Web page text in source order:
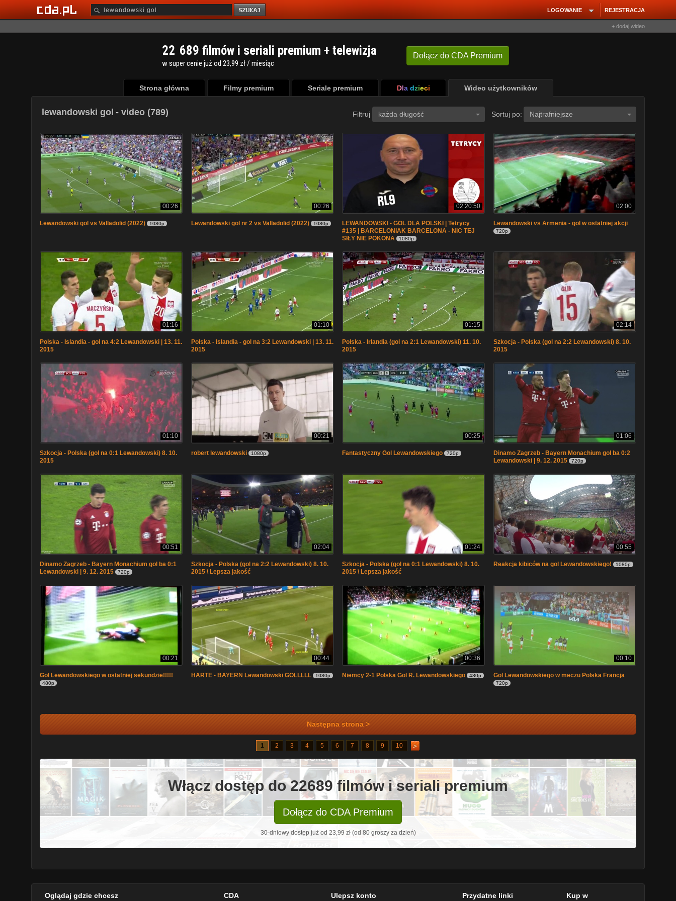
REJESTRACJA
LOGOWANIE
+ dodaj wideo
Dołącz do CDA Premium
22 689 filmów i seriali premium + telewizja
w super cenie już od 23,99 zł / miesiąc
Strona główna Filmy premium Seriale premium Dla dzieci Wideo użytkowników
lewandowski gol - video (789) Filtruj każda długość Sortuj po: Najtrafniejsze
00:26
Lewandowski gol vs Valladolid (2022) 1080p
00:26
Lewandowski gol nr 2 vs Valladolid (2022) 1080p
02:20:50
LEWANDOWSKI - GOL DLA POLSKI | Tetrycy
#135 | BARCELONIAK BARCELONA - NIC TEJ
SIŁY NIE POKONA
1080p
02:00
Lewandowski vs Armenia - gol w ostatniej akcji
720p
01:16
Polska - Islandia - gol na 4:2 Lewandowski | 13. 11.
2015
01:10
Polska - Islandia - gol na 3:2 Lewandowski | 13. 11.
2015
01:15
Polska - Irlandia (gol na 2:1 Lewandowski) 11. 10.
2015
02:14
Szkocja - Polska (gol na 2:2 Lewandowski) 8. 10.
2015
01:10
Szkocja - Polska (gol na 0:1 Lewandowski) 8. 10.
2015
00:21
robert lewandowski 1080p
00:25
Fantastyczny Gol Lewandowskiego 720p
01:06
Dinamo Zagrzeb - Bayern Monachium gol ba 0:2
Lewandowski | 9. 12. 2015
720p
00:51
Dinamo Zagrzeb - Bayern Monachium gol ba 0:1
Lewandowski | 9. 12. 2015
720p
02:04
Szkocja - Polska (gol na 2:2 Lewandowski) 8. 10.
2015 \ Lepsza jakość
01:24
Szkocja - Polska (gol na 0:1 Lewandowski) 8. 10.
2015 \ Lepsza jakość
00:55
Reakcja kibiców na gol Lewandowskiego! 1080p
00:21
Gol Lewandowskiego w ostatniej sekundzie!!!!!
480p
00:44
HARTE - BAYERN Lewandowski GOLLLLL 1080p
00:36
Niemcy 2-1 Polska Gol R. Lewandowskiego 480p
00:10
Gol Lewandowskiego w meczu Polska Francja
720p
Następna strona >
1 2 3 4 5 6 7 8 9 10
Włącz dostęp do 22689 filmów i seriali premium
Dołącz do CDA Premium
30-dniowy dostęp już od 23,99 zł (od 80 groszy za dzień)
Oglądaj gdzie chcesz CDA Ulepsz konto Przydatne linki Kup w